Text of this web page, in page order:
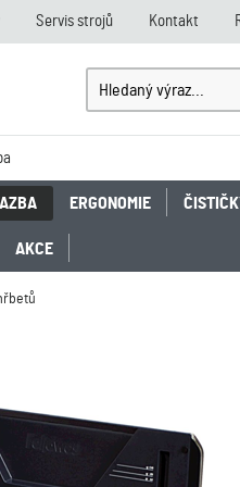
Servis strojů Kontakt
ERGONOMIE
AKCE